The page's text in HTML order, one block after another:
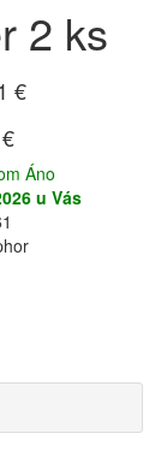
2 ks
€
Áno
u Vás